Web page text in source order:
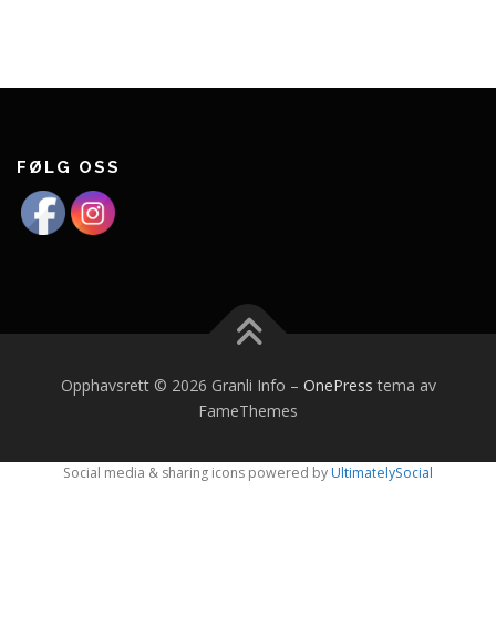
FØLG OSS
Opphavsrett © 2026 Granli Info – OnePress tema av
FameThemes
Social media & sharing icons powered byUltimatelySocial